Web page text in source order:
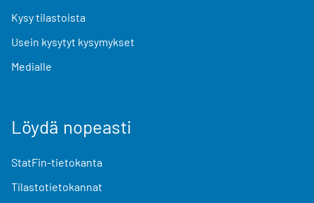
Kysy tilastoista
Usein kysytyt kysymykset
Medialle
Löydä nopeasti
StatFin-tietokanta
Tilastotietokannat